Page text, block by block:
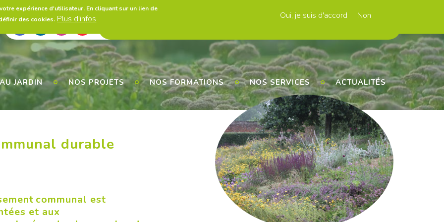
expérience d'utilisateur. En cliquant sur un lien de
des cookies. Plus d'infos Oui, je suis d'accord Non
Utils
JARDIN NOS PROJETS NOS FORMATIONS NOS SERVICES ACTUALITÉS
durable
communal est
et aux